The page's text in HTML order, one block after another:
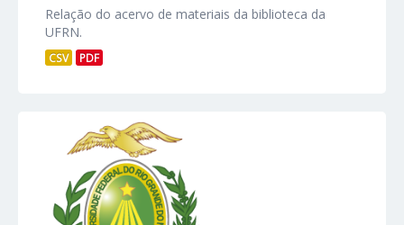
Relação do acervo de materiais da biblioteca da
UFRN.
CSV PDF